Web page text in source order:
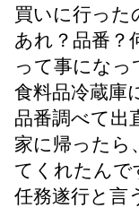
買いに行った
あれ？品番？
って事にな
食料品冷蔵庫
品番調べて出
家に帰ったら
てくれたんで
任務遂行と言